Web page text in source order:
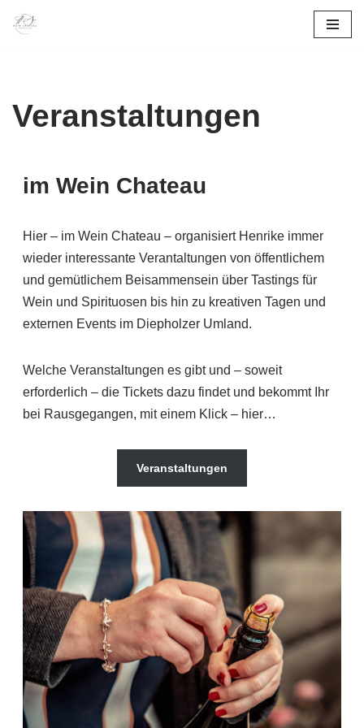
Veranstaltungen
im Wein Chateau
Hier – im Wein Chateau – organisiert Henrike immer
wieder interessante Verantaltungen von öffentlichem
und gemütlichem Beisammensein über Tastings für
Wein und Spirituosen bis hin zu kreativen Tagen und
externen Events im Diepholzer Umland.
Welche Veranstaltungen es gibt und – soweit
erforderlich – die Tickets dazu findet und bekommt Ihr
bei Rausgegangen, mit einem Klick – hier…
Veranstaltungen